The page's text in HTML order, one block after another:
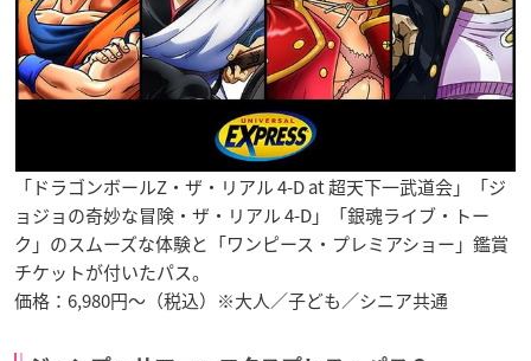
「ドラゴンボールZ・ザ・リアル 4-D at 超天下一武道会」「ジ
ョジョの奇妙な冒険・ザ・リアル 4-D」「銀魂ライブ・トー
ク」のスムーズな体験と「ワンピース・プレミアショー」鑑賞
チケットが付いたパス。
価格：6,980円～（税込）※大人／子ども／シニア共通